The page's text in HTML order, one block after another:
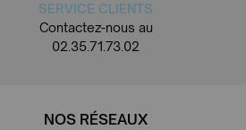
SERVICE CLIENTS
Contactez-nous au
02.35.71.73.02
NOS RÉSEAUX